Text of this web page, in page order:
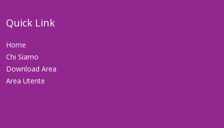
Quick Link
Home
Chi Siamo
Download Area
Area Utente